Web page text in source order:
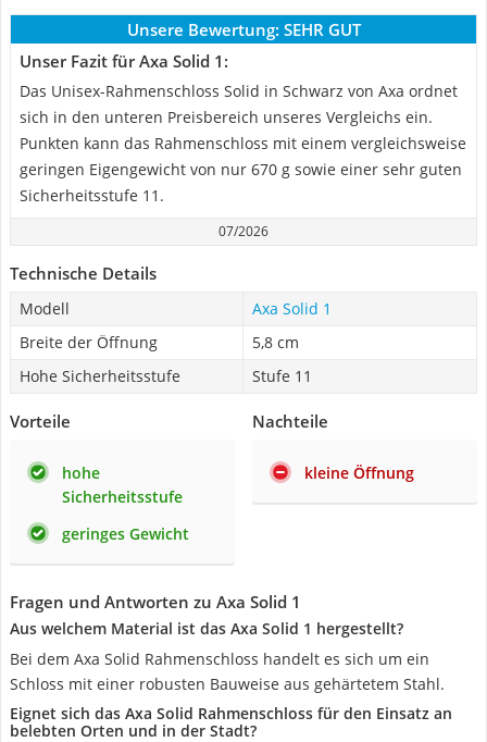
Unsere Bewertung: SEHR GUT
Unser Fazit für Axa Solid 1:
Das Unisex-Rahmenschloss Solid in Schwarz von Axa ordnet
sich in den unteren Preisbereich unseres Vergleichs ein.
Punkten kann das Rahmenschloss mit einem vergleichsweise
geringen Eigengewicht von nur 670 g sowie einer sehr guten
Sicherheitsstufe 11.
07/2026
Technische Details
Modell
Axa Solid 1
Breite der Öffnung
5,8 cm
Hohe Sicherheitsstufe
Stufe 11
Vorteile
hohe
Sicherheitsstufe
geringes Gewicht
Nachteile
kleine Öffnung
Fragen und Antworten zu Axa Solid 1
Aus welchem Material ist das Axa Solid 1 hergestellt?
Bei dem Axa Solid Rahmenschloss handelt es sich um ein
Schloss mit einer robusten Bauweise aus gehärtetem Stahl.
Eignet sich das Axa Solid Rahmenschloss für den Einsatz an
belebten Orten und in der Stadt?